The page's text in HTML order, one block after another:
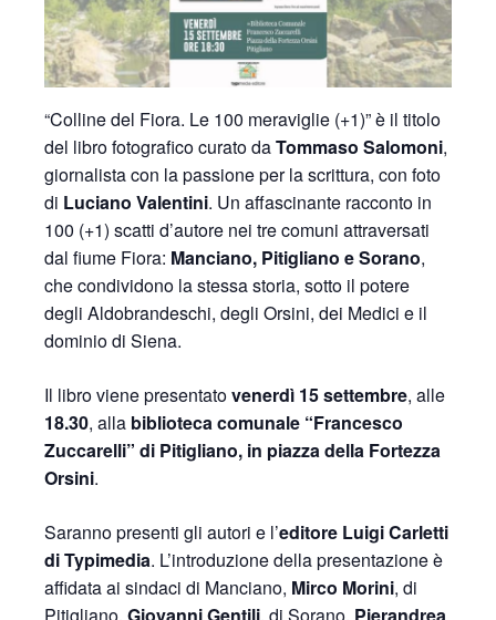
“Colline del Fiora. Le 100 meraviglie (+1)” è il titolo
del libro fotografico curato daTommaso Salomoni,
giornalista con la passione per la scrittura, con foto
di Luciano Valentini. Un affascinante racconto in
100 (+1) scatti d’autore nei tre comuni attraversati
dal fiume Fiora: Manciano, Pitigliano e Sorano,
che condividono la stessa storia, sotto il potere
degli Aldobrandeschi, degli Orsini, dei Medici e il
dominio di Siena.
Il libro viene presentatovenerdì 15 settembre, alle
18.30, alla biblioteca comunale “Francesco
Zuccarelli” di Pitigliano, in piazza della Fortezza
Orsini.
Saranno presenti gli autori e l’editore Luigi Carletti
di Typimedia. L’introduzione della presentazione è
affidata ai sindaci di Manciano, Mirco Morini, di